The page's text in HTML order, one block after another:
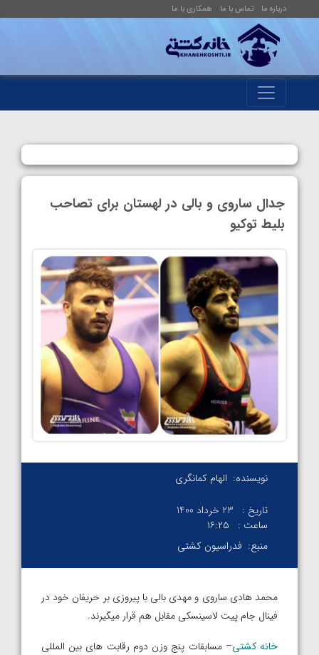
درباره ما تماس با ما همکاری با ما
جدال ساروی و بالی در لهستان برای تصاحب
بلیط توکیو
نویسنده: الهام کمانگری
تاریخ :
23 خرداد 1400
ساعت :
۱۶:۲۵
منبع: فدراسیون کشتی
محمد هادی ساروی و مهدی بالی با پیروزی بر حریفان خود در
فینال جام پیت لاسینسکی مقابل هم قرار میگیرند.
خانه کشتی– مسابقات پنج وزن دوم رقابت های بین المللی